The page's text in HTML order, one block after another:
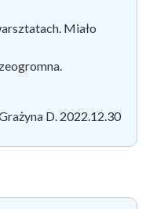
Miało
D. 2022.12.30